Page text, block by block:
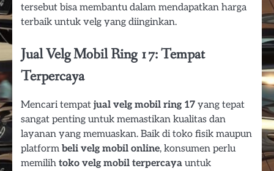
tersebut bisa membantu dalam mendapatkan harga
terbaik untuk velg yang diinginkan.
Jual Velg Mobil Ring 17: Tempat
Terpercaya
Mencari tempat jual velg mobil ring 17 yang tepat
sangat penting untuk memastikan kualitas dan
layanan yang memuaskan. Baik di toko fisik maupun
platform beli velg mobil online, konsumen perlu
memilih toko velg mobil terpercaya untuk